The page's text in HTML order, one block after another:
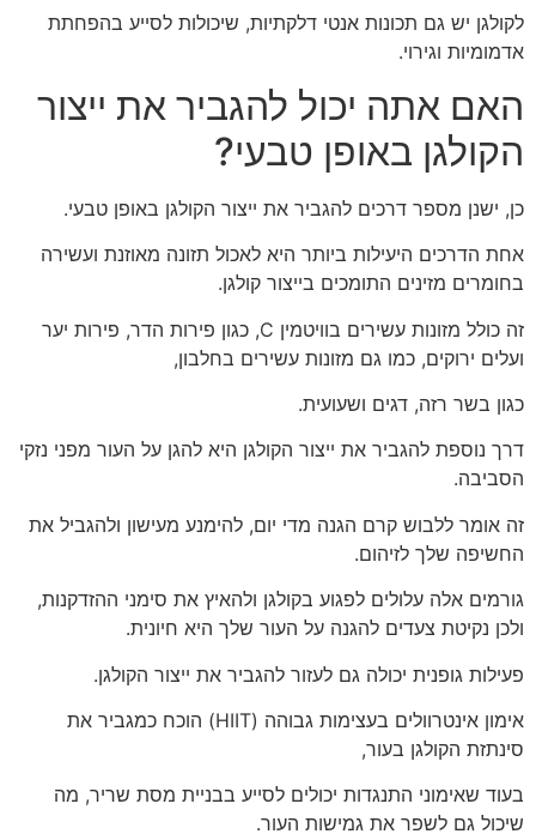
לקולגן יש גם תכונות אנטי דלקתיות, שיכולות לסייע בהפחתת
אדמומיות וגירוי.
האם אתה יכול להגביר את ייצור
הקולגן באופן טבעי?
כן, ישנן מספר דרכים להגביר את ייצור הקולגן באופן טבעי.
אחת הדרכים היעילות ביותר היא לאכול תזונה מאוזנת ועשירה
בחומרים מזינים התומכים בייצור קולגן.
זה כולל מזונות עשירים בוויטמין C, כגון פירות הדר, פירות יער
ועלים ירוקים, כמו גם מזונות עשירים בחלבון,
כגון בשר רזה, דגים ושעועית.
דרך נוספת להגביר את ייצור הקולגן היא להגן על העור מפני נזקי
הסביבה.
זה אומר ללבוש קרם הגנה מדי יום, להימנע מעישון ולהגביל את
החשיפה שלך לזיהום.
גורמים אלה עלולים לפגוע בקולגן ולהאיץ את סימני ההזדקנות,
ולכן נקיטת צעדים להגנה על העור שלך היא חיונית.
פעילות גופנית יכולה גם לעזור להגביר את ייצור הקולגן.
אימון אינטרוולים בעצימות גבוהה (HIIT) הוכח כמגביר את
סינתזת הקולגן בעור,
בעוד שאימוני התנגדות יכולים לסייע בבניית מסת שריר, מה
שיכול גם לשפר את גמישות העור.